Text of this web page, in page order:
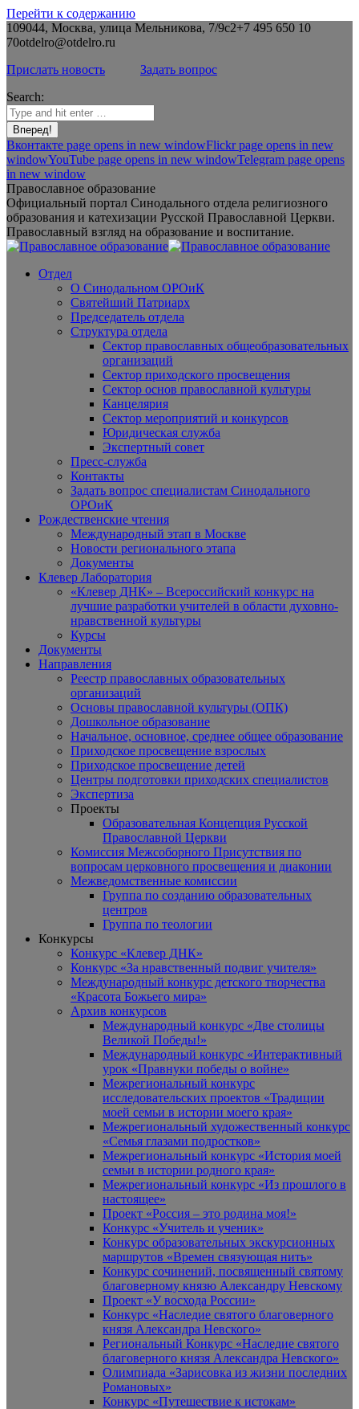
Перейти к содержанию
109044, Москва, улица Мельникова, 7/9с2+7 495 650 10
70otdelro@otdelro.ru
Прислать новость
Задать вопрос
Search:
Вконтакте page opens in new windowFlickr page opens in new
windowYouTube page opens in new windowTelegram page opens
in new window
Православное образование
Официальный портал Синодального отдела религиозного
образования и катехизации Русской Православной Церкви.
Православный взгляд на образование и воспитание.
Отдел
О Синодальном ОРОиК
Святейший Патриарх
Председатель отдела
Структура отдела
Сектор православных общеобразовательных
организаций
Сектор приходского просвещения
Сектор основ православной культуры
Канцелярия
Сектор мероприятий и конкурсов
Юридическая служба
Экспертный совет
Пресс-служба
Контакты
Задать вопрос специалистам Синодального
ОРОиК
Рождественские чтения
Международный этап в Москве
Новости регионального этапа
Документы
Клевер Лаборатория
«Клевер ДНК» – Всероссийский конкурс на
лучшие разработки учителей в области духовно-
нравственной культуры
Курсы
Документы
Направления
Реестр православных образовательных
организаций
Основы православной культуры (ОПК)
Дошкольное образование
Начальное, основное, среднее общее образование
Приходское просвещение взрослых
Приходское просвещение детей
Центры подготовки приходских специалистов
Экспертиза
Проекты
Образовательная Концепция Русской
Православной Церкви
Комиссия Межсоборного Присутствия по
вопросам церковного просвещения и диаконии
Межведомственные комиссии
Группа по созданию образовательных
центров
Группа по теологии
Конкурсы
Конкурс «Клевер ДНК»
Конкурс «За нравственный подвиг учителя»
Международный конкурс детского творчества
«Красота Божьего мира»
Архив конкурсов
Международный конкурс «Две столицы
Великой Победы!»
Международный конкурс «Интерактивный
урок «Правнуки победы о войне»
Межрегиональный конкурс
исследовательских проектов «Традиции
моей семьи в истории моего края»
Межрегиональный художественный конкурс
«Семья глазами подростков»
Межрегиональный конкурс «История моей
семьи в истории родного края»
Межрегиональный конкурс «Из прошлого в
настоящее»
Проект «Россия – это родина моя!»
Конкурс «Учитель и ученик»
Конкурс образовательных экскурсионных
маршрутов «Времен связующая нить»
Конкурс сочинений, посвященный святому
благоверному князю Александру Невскому
Проект «У восхода России»
Конкурс «Наследие святого благоверного
князя Александра Невского»
Региональный Конкурс «Наследие святого
благоверного князя Александра Невского»
Олимпиада «Зарисовка из жизни последних
Романовых»
Конкурс «Путешествие к истокам»